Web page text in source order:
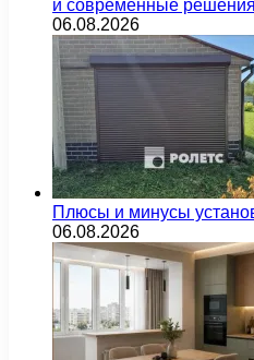
и современные решения
06.08.2026
Плюсы и минусы
06.08.2026